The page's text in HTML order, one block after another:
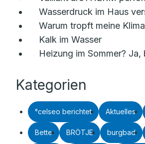
Wasserdruck im Haus
Warum tropft meine
Kalk im Wasser
Heizung im Sommer? Ja,
Kategorien
°celseo berichtet Aktuelles
Bette BRÖTJE burgbad